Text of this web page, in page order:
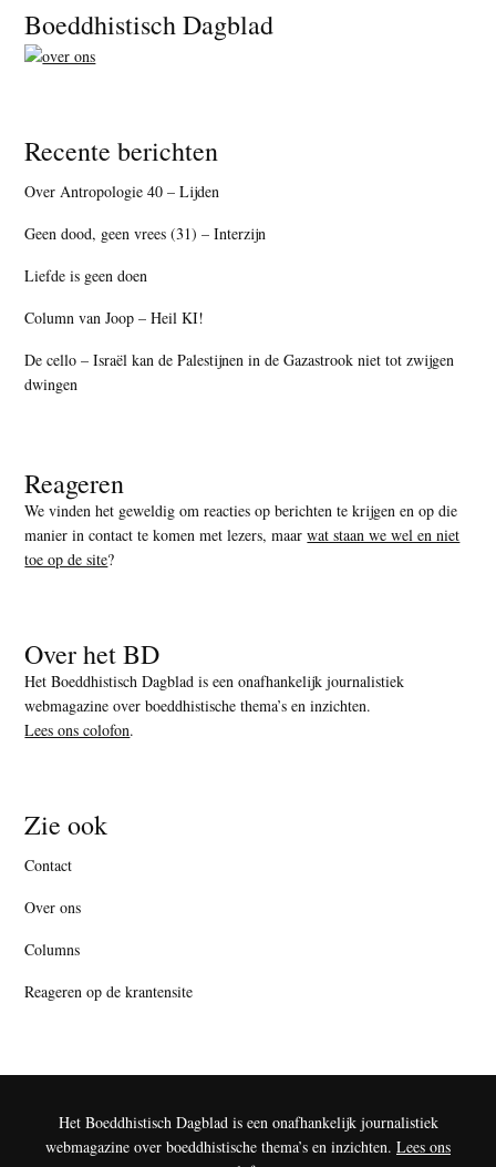
Footer
Boeddhistisch Dagblad
Recente berichten
Over Antropologie 40 – Lijden
Geen dood, geen vrees (31) – Interzijn
Liefde is geen doen
Column van Joop – Heil KI!
De cello – Israël kan de Palestijnen in de Gazastrook niet tot zwijgen
dwingen
Reageren
We vinden het geweldig om reacties op berichten te krijgen en op die
manier in contact te komen met lezers, maarwat staan we wel en niet
toe op de site?
Over het BD
Het Boeddhistisch Dagblad is een onafhankelijk journalistiek
webmagazine over boeddhistische thema’s en inzichten.
Lees ons colofon.
Zie ook
Contact
Over ons
Columns
Reageren op de krantensite
Het Boeddhistisch Dagblad is een onafhankelijk journalistiek
webmagazine over boeddhistische thema’s en inzichten. Lees ons